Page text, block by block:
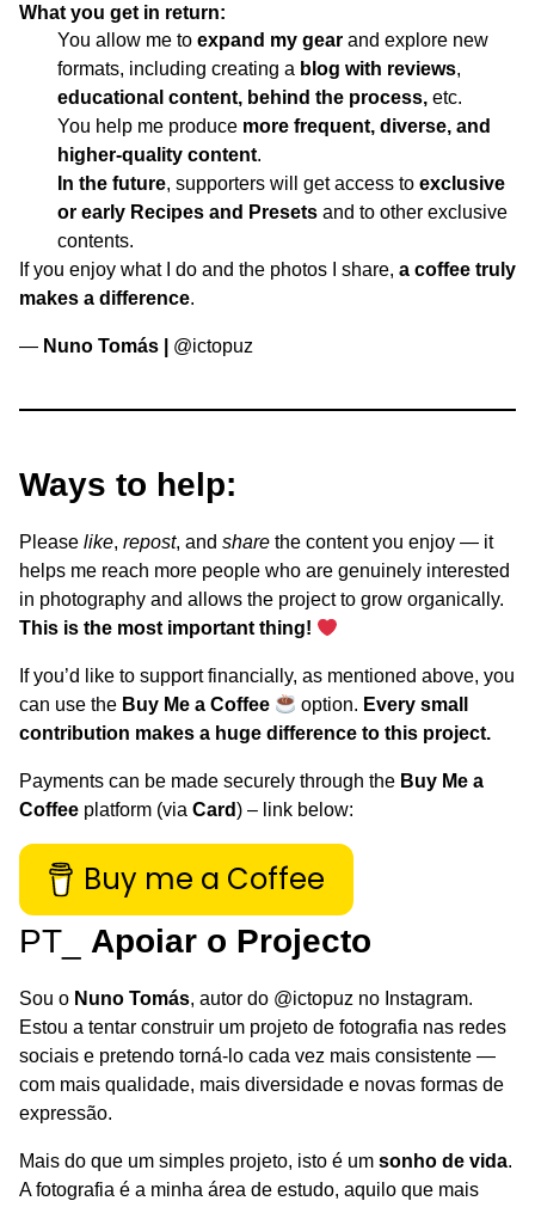
What you get in return:
You allow me to expand my gear and explore new
formats, including creating a blog with reviews,
educational content, behind the process, etc.
You help me produce more frequent, diverse, and
higher-quality content.
In the future, supporters will get access to exclusive
or early Recipes and Presets and to other exclusive
contents.
If you enjoy what I do and the photos I share, a coffee truly
makes a difference.
— Nuno Tomás | @ictopuz
Ways to help:
Please like, repost, and share the content you enjoy — it
helps me reach more people who are genuinely interested
in photography and allows the project to grow organically.
This is the most important thing!
If you’d like to support financially, as mentioned above, you
can use the Buy Me a Coffee option. Every small
contribution makes a huge difference to this project.
Payments can be made securely through the Buy Me a
Coffee platform (via Card) – link below:
Buy me a Coffee
PT_ Apoiar o Projecto
Sou o Nuno Tomás, autor do @ictopuz no Instagram.
Estou a tentar construir um projeto de fotografia nas redes
sociais e pretendo torná-lo cada vez mais consistente —
com mais qualidade, mais diversidade e novas formas de
expressão.
Mais do que um simples projeto, isto é um sonho de vida.
A fotografia é a minha área de estudo, aquilo que mais